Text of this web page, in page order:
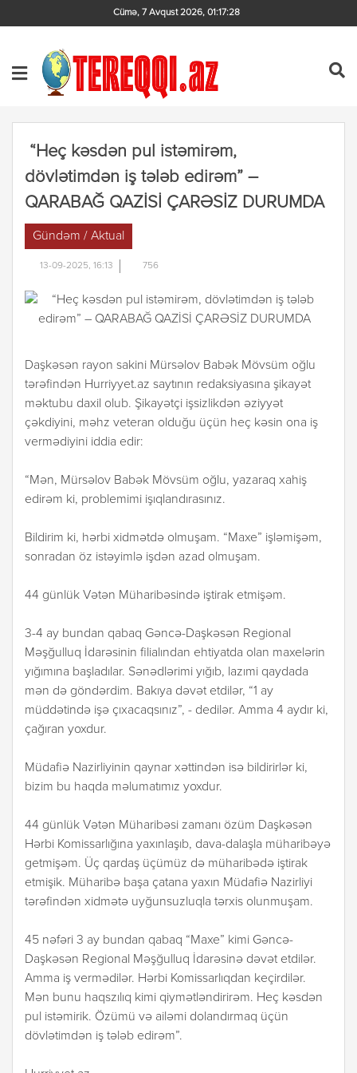
Cümə, 7 Avqust 2026, 01:17:28
“Heç kəsdən pul istəmirəm,
dövlətimdən iş tələb edirəm” –
QARABAĞ QAZİSİ ÇARƏSİZ DURUMDA
Gündəm / Aktual
13-09-2025, 16:13 756
Daşkəsən rayon sakini Mürsəlov Babək Mövsüm oğlu
tərəfindən Hurriyyet.az saytının redaksiyasına şikayət
məktubu daxil olub. Şikayətçi işsizlikdən əziyyət
çəkdiyini, məhz veteran olduğu üçün heç kəsin ona iş
vermədiyini iddia edir:
“Mən, Mürsəlov Babək Mövsüm oğlu, yazaraq xahiş
edirəm ki, problemimi işıqlandırasınız.
Bildirim ki, hərbi xidmətdə olmuşam. “Maxe” işləmişəm,
sonradan öz istəyimlə işdən azad olmuşam.
44 günlük Vətən Müharibəsində iştirak etmişəm.
3-4 ay bundan qabaq Gəncə-Daşkəsən Regional
Məşğulluq İdarəsinin filialından ehtiyatda olan maxelərin
yığımına başladılar. Sənədlərimi yığıb, lazımi qaydada
mən də göndərdim. Bakıya dəvət etdilər, “1 ay
müddətində işə çıxacaqsınız”, - dedilər. Amma 4 aydır ki,
çağıran yoxdur.
Müdafiə Nazirliyinin qaynar xəttindən isə bildirirlər ki,
bizim bu haqda məlumatımız yoxdur.
44 günlük Vətən Müharibəsi zamanı özüm Daşkəsən
Hərbi Komissarlığına yaxınlaşıb, dava-dalaşla müharibəyə
getmişəm. Üç qardaş üçümüz də müharibədə iştirak
etmişik. Müharibə başa çatana yaxın Müdafiə Nazirliyi
tərəfindən xidmətə uyğunsuzluqla tərxis olunmuşam.
45 nəfəri 3 ay bundan qabaq “Maxe” kimi Gəncə-
Daşkəsən Regional Məşğulluq İdarəsinə dəvət etdilər.
Amma iş vermədilər. Hərbi Komissarlıqdan keçirdilər.
Mən bunu haqszılıq kimi qiymətləndirirəm. Heç kəsdən
pul istəmirik. Özümü və ailəmi dolandırmaq üçün
dövlətimdən iş tələb edirəm”.